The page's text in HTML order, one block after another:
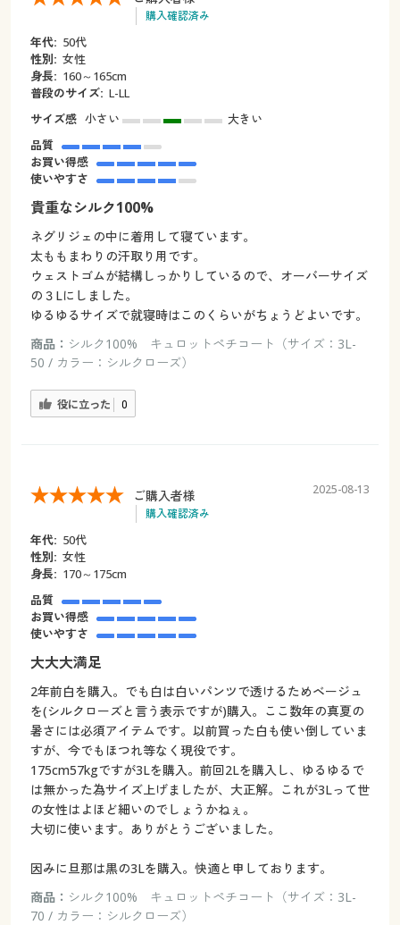
購入確認済み
年代: 50代
性別: 女性
身長: 160～165cm
普段のサイズ: L-LL
サイズ感 小さい
大きい
品質
お買い得感
使いやすさ
貴重なシルク100%
ネグリジェの中に着用して寝ています。
太ももまわりの汗取り用です。
ウェストゴムが結構しっかりしているので、オーバーサイズ
の３Lにしました。
ゆるゆるサイズで就寝時はこのくらいがちょうどよいです。
商品： シルク100% キュロットペチコート（サイズ：3L-
50 / カラー：シルクローズ）
役に立った 0
ご購入者様
購入確認済み
2025-08-13
年代: 50代
性別: 女性
身長: 170～175cm
品質
お買い得感
使いやすさ
大大大満足
2年前白を購入。でも白は白いパンツで透けるためベージュ
を(シルクローズと言う表示ですが)購入。ここ数年の真夏の
暑さには必須アイテムです。以前買った白も使い倒していま
すが、今でもほつれ等なく現役です。
175cm57kgですが3Lを購入。前回2Lを購入し、ゆるゆるで
は無かった為サイズ上げましたが、大正解。これが3Lって世
の女性はよほど細いのでしょうかねぇ。
大切に使います。ありがとうございました。
因みに旦那は黒の3Lを購入。快適と申しております。
商品： シルク100% キュロットペチコート（サイズ：3L-
70 / カラー：シルクローズ）